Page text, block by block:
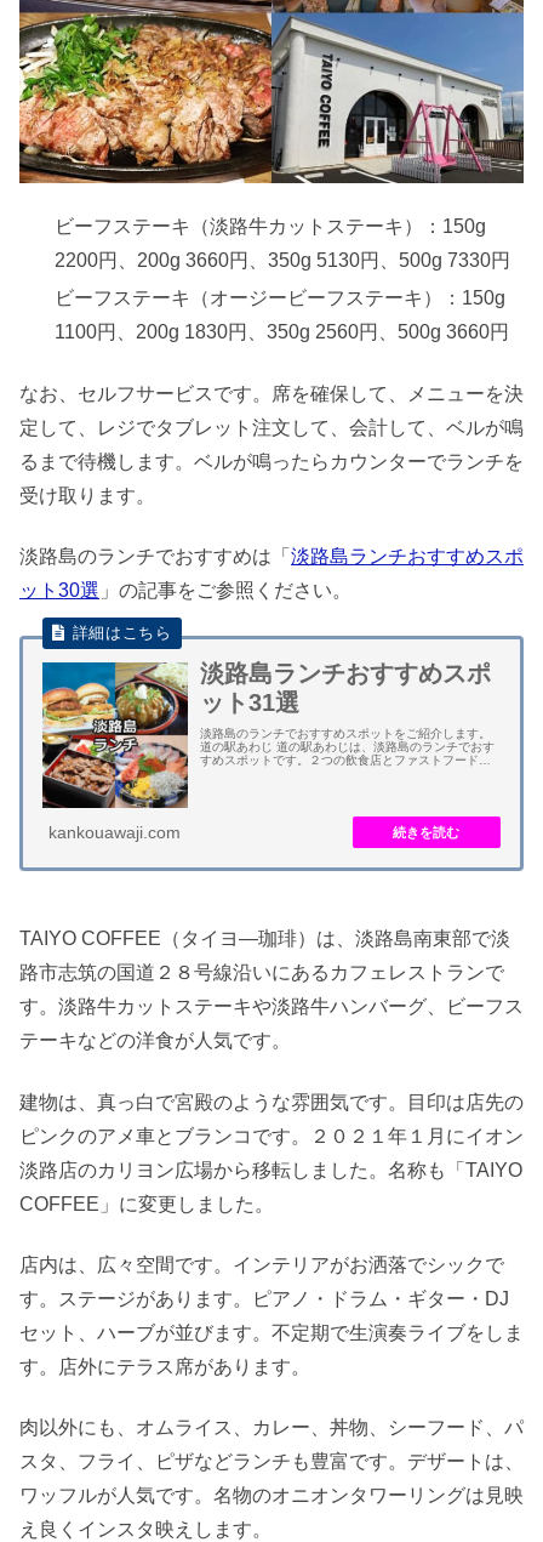
ビーフステーキ（淡路牛カットステーキ）：150g
2200円、200g 3660円、350g 5130円、500g 7330円
ビーフステーキ（オージービーフステーキ）：150g
1100円、200g 1830円、350g 2560円、500g 3660円
なお、セルフサービスです。席を確保して、メニューを決
定して、レジでタブレット注文して、会計して、ベルが鳴
るまで待機します。ベルが鳴ったらカウンターでランチを
受け取ります。
淡路島のランチでおすすめは「 淡路島ランチおすすめスポ
ット30選 」の記事をご参照ください。
淡路島ランチおすすめスポ
ット31選
淡路島のランチでおすすめスポットをご紹介します。
道の駅あわじ 道の駅あわじは、淡路島のランチでおす
すめスポットです。２つの飲食店とファストフード店
kankouawaji.com
TAIYO COFFEE（タイヨ―珈琲）は、淡路島南東部で淡
路市志筑の国道２８号線沿いにあるカフェレストランで
す。淡路牛カットステーキや淡路牛ハンバーグ、ビーフス
テーキなどの洋食が人気です。
建物は、真っ白で宮殿のような雰囲気です。目印は店先の
ピンクのアメ車とブランコです。２０２１年１月にイオン
淡路店のカリヨン広場から移転しました。名称も「TAIYO
COFFEE」に変更しました。
店内は、広々空間です。インテリアがお洒落でシックで
す。ステージがあります。ピアノ・ドラム・ギター・DJ
セット、ハーブが並びます。不定期で生演奏ライブをしま
す。店外にテラス席があります。
肉以外にも、オムライス、カレー、丼物、シーフード、パ
スタ、フライ、ピザなどランチも豊富です。デザートは、
ワッフルが人気です。名物のオニオンタワーリングは見映
え良くインスタ映えします。